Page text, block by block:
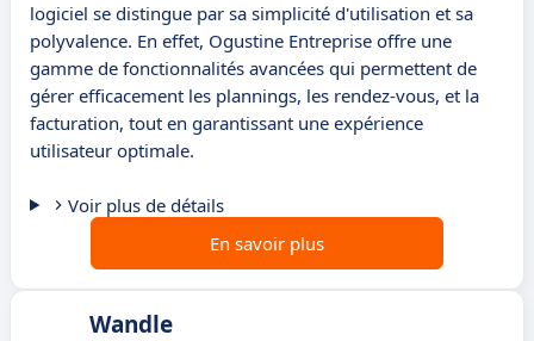
logiciel se distingue par sa simplicité d'utilisation et sa
polyvalence. En effet, Ogustine Entreprise offre une
gamme de fonctionnalités avancées qui permettent de
gérer efficacement les plannings, les rendez-vous, et la
facturation, tout en garantissant une expérience
utilisateur optimale.
Voir plus de détails
En savoir plus
Wandle